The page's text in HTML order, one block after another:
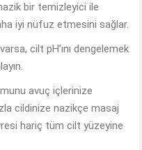
bir temizleyici ile
iyi nüfuz etmesini sağlar.
cilt pH’ını dengelemek
avuç içlerinize
cildinize nazikçe masaj
hariç tüm cilt yüzeyine